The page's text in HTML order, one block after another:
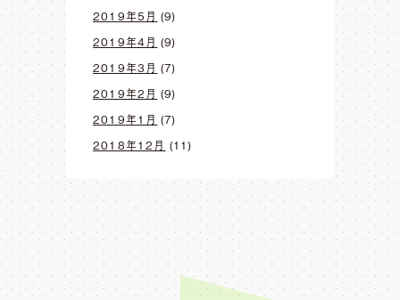
2019年5月 (9)
2019年4月 (9)
2019年3月 (7)
2019年2月 (9)
2019年1月 (7)
2018年12月 (11)